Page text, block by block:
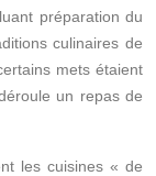
préparation du
culinaires de
mets étaient
un repas de
les cuisines « de